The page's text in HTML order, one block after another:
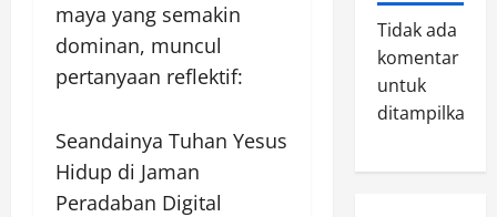
maya yang semakin
dominan, muncul
pertanyaan reflektif:
Seandainya Tuhan Yesus
Hidup di Jaman
Peradaban Digital
Tidak ada
komentar
untuk
ditampilkan.